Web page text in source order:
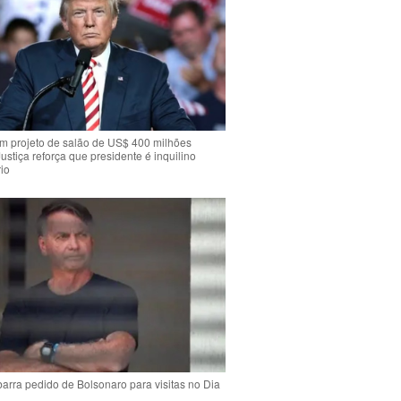
projeto de salão de US$ 400 milhões
reforça que presidente é inquilino
pedido de Bolsonaro para visitas no Dia